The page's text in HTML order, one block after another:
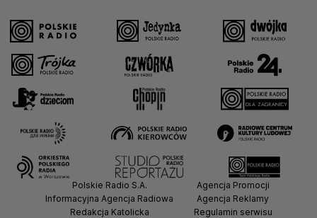
Polskie Radio S.A.
Informacyjna Agencja Radiowa
Redakcja Katolicka
Agencja Promocji
Agencja Reklamy
Regulamin serwisu